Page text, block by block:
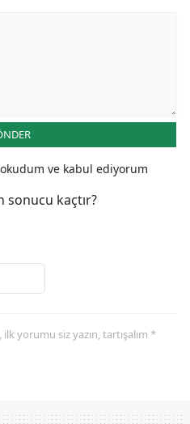
okudum ve kabul ediyorum
sonucu kaçtır?
yorumu siz yazın, tartışalım *